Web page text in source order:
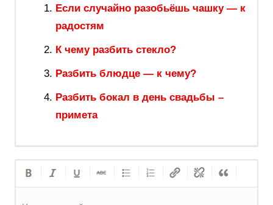
Если случайно разобьёшь чашку — к
радостям
К чему разбить стекло?
Разбить блюдце — к чему?
Разбить бокал в день свадьбы –
примета